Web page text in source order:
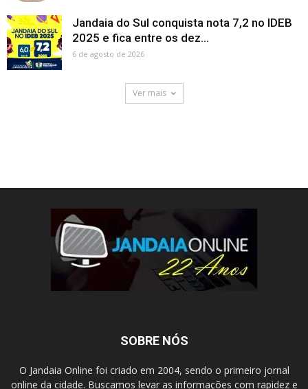
Jandaia do Sul conquista nota 7,2 no IDEB
2025 e fica entre os dez...
6 de agosto de 2026
Ver mais
SOBRE NÓS
O Jandaia Online foi criado em 2004, sendo o primeiro jornal
online da cidade. Buscamos levar as informações com rapidez e